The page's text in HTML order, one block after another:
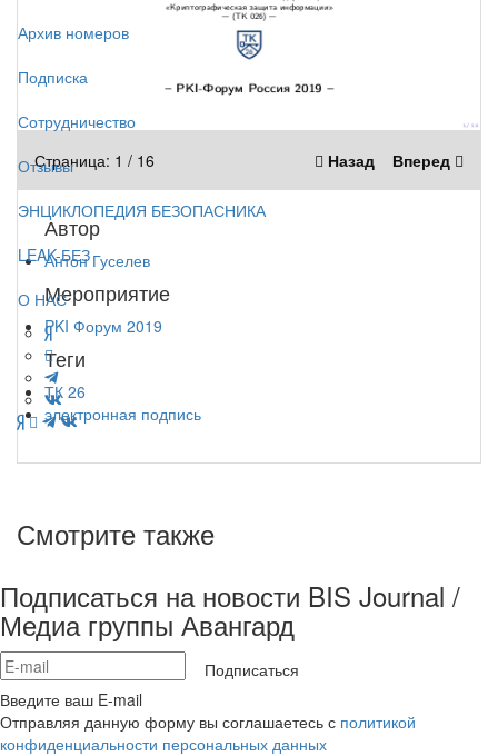
Архив номеров
Подписка
Сотрудничество
Отзывы
ЭНЦИКЛОПЕДИЯ БЕЗОПАСНИКА
LEAK-БЕЗ
О НАС
Страница: 1 / 16 Вперед
Назад
Автор
Антон Гуселев
Мероприятие
PKI Форум 2019
Теги
ТК 26
электронная подпись
Смотрите также
Подписаться на новости BIS Journal /
Медиа группы Авангард
Подписаться
Введите ваш E-mail
Отправляя данную форму вы соглашаетесь с политикой
конфиденциальности персональных данных